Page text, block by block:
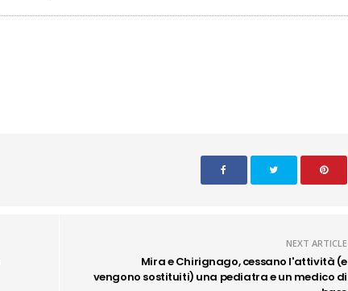
NEXT ARTICLE
Mira e Chirignago, cessano l'attività (e
vengono sostituiti) una pediatra e un medico di